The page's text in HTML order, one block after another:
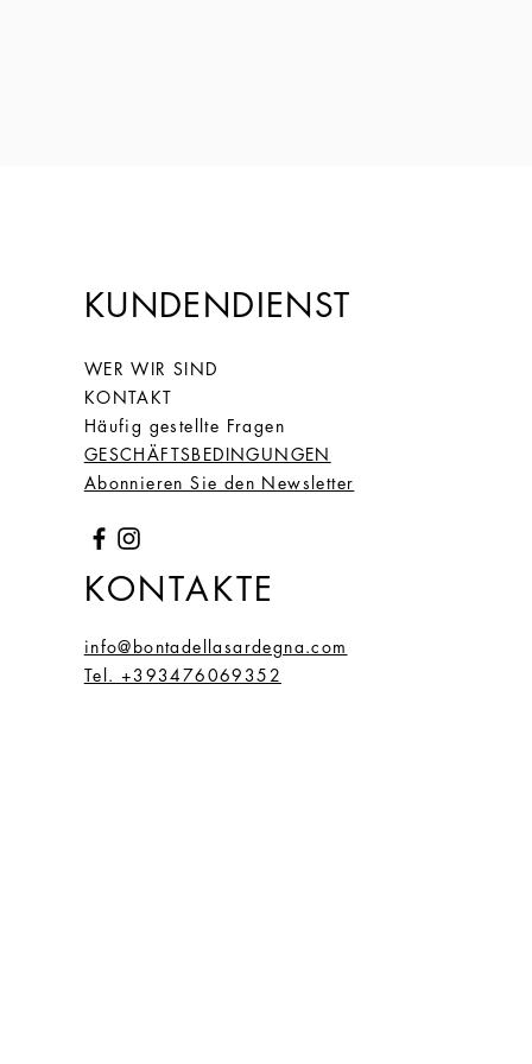
KUNDENDIENST
WER WIR SIND
KONTAKT
Häufig gestellte Fragen
GESCHÄFTSBEDINGUNGEN
Abonnieren Sie den Newsletter
KONTAKTE
info@bontadellasardegna.com
Tel. +393476069352